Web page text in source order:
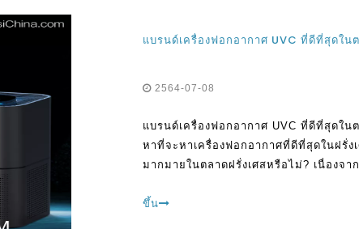
แบรนด์เครื่องฟอกอากาศ UVC ที่ดีที่สุดใน
2564-07-08
แบรนด์เครื่องฟอกอากาศ UVC ที่ดีที่สุดใน
หาที่จะหาเครื่องฟอกอากาศที่ดีที่สุดในฝรั่
มากมายในตลาดฝรั่งเศสหรือไม่? เนื่องจ
ขึ้น